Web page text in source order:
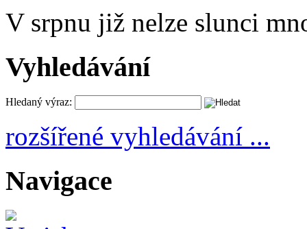
V srpnu již nelze slunci
Vyhledávání
Hledaný výraz:
rozšířené vyhledávání ...
Navigace